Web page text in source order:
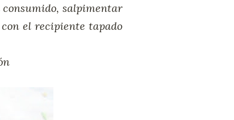
consumido, salpimentar
el recipiente tapado